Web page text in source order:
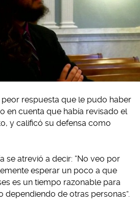
peor respuesta que le pudo haber
en cuenta que había revisado el
y calificó su defensa como
se atrevió a decir: “No veo por
esperar un poco a que
es un tiempo razonable para
dependiendo de otras personas”.